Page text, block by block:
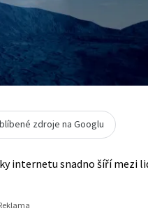
zdroje na Googlu
internetu snadno šíří mezi